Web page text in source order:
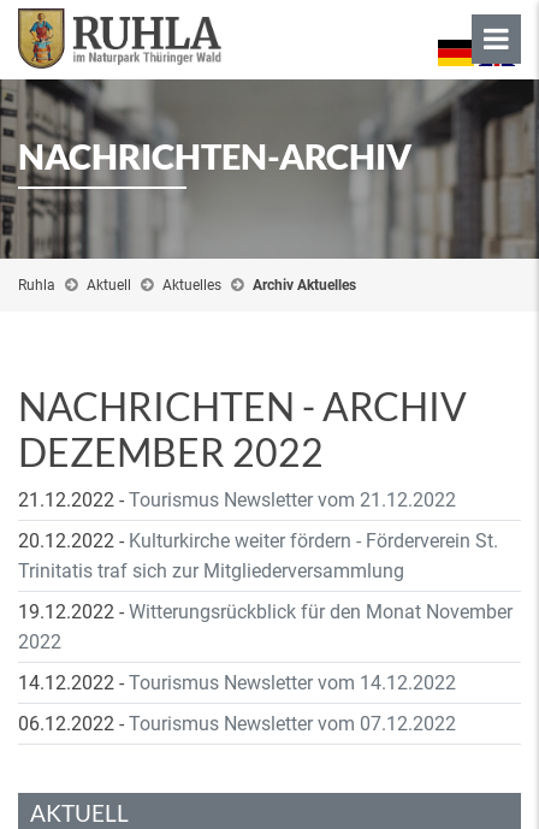
NACHRICHTEN-ARCHIV
Ruhla Aktuell Aktuelles Archiv Aktuelles
NACHRICHTEN - ARCHIV
DEZEMBER 2022
21.12.2022 - Tourismus Newsletter vom 21.12.2022
20.12.2022 - Kulturkirche weiter fördern - Förderverein St.
Trinitatis traf sich zur Mitgliederversammlung
19.12.2022 - Witterungsrückblick für den Monat November
2022
14.12.2022 - Tourismus Newsletter vom 14.12.2022
06.12.2022 - Tourismus Newsletter vom 07.12.2022
AKTUELL